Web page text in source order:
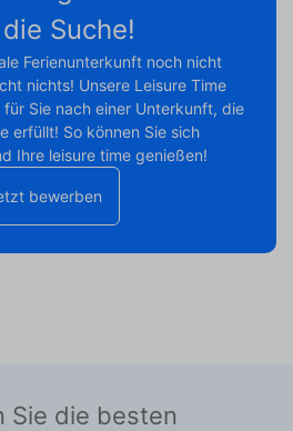
Suche!
Ferienunterkunft noch nicht
nichts! Unsere Leisure Time
Sie nach einer Unterkunft, die
erfüllt! So können Sie sich
Ihre leisure time genießen!
bewerben
Sie die besten